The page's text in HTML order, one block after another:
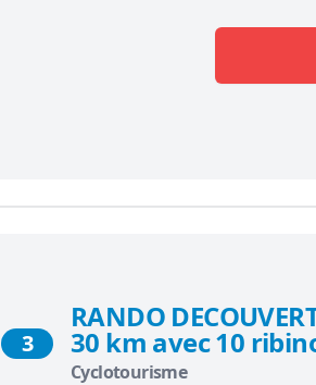
3
RANDO
30 km avec 10
Cyclotourisme